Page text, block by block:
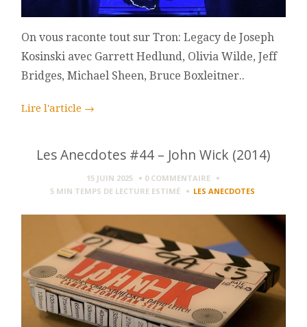
On vous raconte tout sur Tron: Legacy de Joseph
Kosinski avec Garrett Hedlund, Olivia Wilde, Jeff
Bridges, Michael Sheen, Bruce Boxleitner..
Lire l'article →
Les Anecdotes #44 – John Wick (2014)
15 JUIN 2025
0 COMMENTAIRE
5 MIN TEMPS DE LECTURE ESTIMÉ LES ANECDOTES